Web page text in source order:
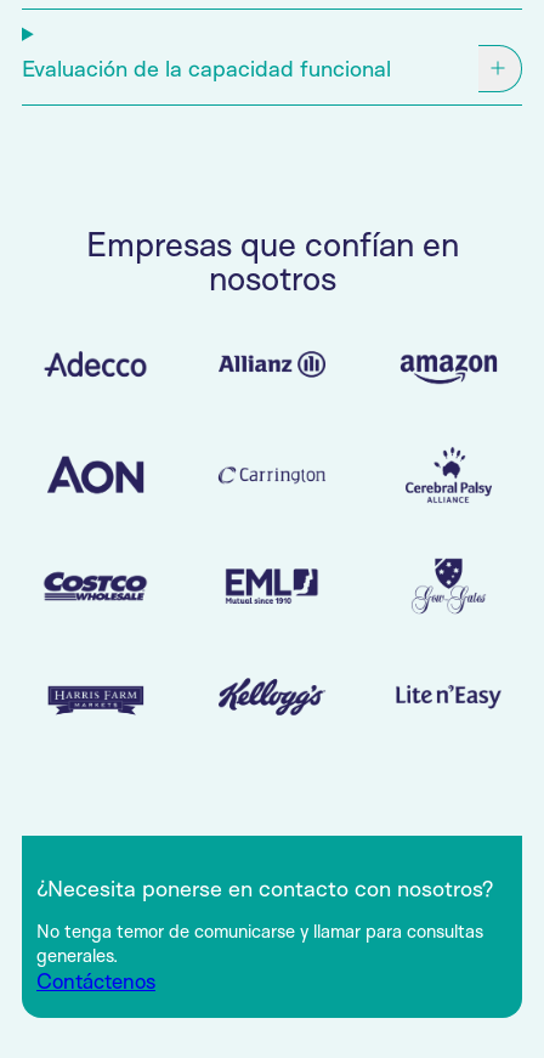
Evaluación de la capacidad funcional
Empresas que confían en
nosotros
¿Necesita ponerse en contacto con nosotros?
No tenga temor de comunicarse y llamar para consultas
generales.
Contáctenos